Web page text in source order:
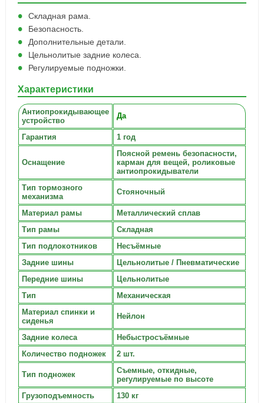
Складная рама.
Безопасность.
Дополнительные детали.
Цельнолитые задние колеса.
Регулируемые подножки.
Характеристики
Антиопрокидывающее
устройство
Да
Гарантия 1 год
Оснащение
Поясной ремень безопасности,
карман для вещей, роликовые
антиопрокидыватели
Тип тормозного
механизма
Стояночный
Материал рамы
Металлический сплав
Тип рамы
Складная
Тип подлокотников
Несъёмные
Задние шины
Цельнолитые / Пневматические
Передние шины
Цельнолитые
Тип
Механическая
Материал спинки и
сиденья
Нейлон
Задние колеса
Небыстросъёмные
Количество подножек
2 шт.
Тип подножек
Съемные, откидные,
регулируемые по высоте
Грузоподъемность
130 кг